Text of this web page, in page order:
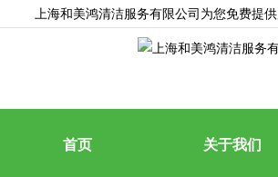
上海和美鸿清洁服务有限公司为您免费提供
首页 关于我们